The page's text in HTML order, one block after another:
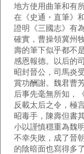
地方使用曲筆和有
在《史通・直筆》
證明《三國志》有
確實，曹操領冀州
壽的筆下似乎都不
感恩報德。以后的
昭封晉公，司馬炎
賞功酬謝。魏君曹
后事先毫無所知，
反載太后之令，極
昭毒手，陳壽但書
小以謹慎穩重為魏
不幸失敗，成了晉
的陰暗面也寫得多